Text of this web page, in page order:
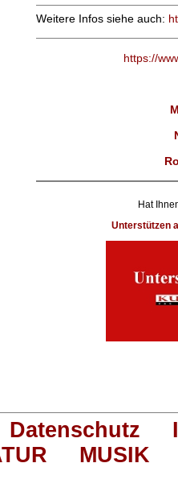
Weitere Infos siehe auch:
https://
Hat
Unterstützen
Datenschutz
MUSIK